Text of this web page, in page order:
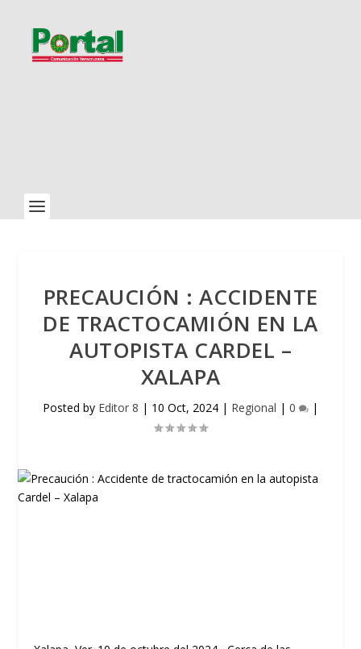
PRECAUCIÓN : ACCIDENTE
DE TRACTOCAMIÓN EN LA
AUTOPISTA CARDEL –
XALAPA
Posted by Editor 8 | 10 Oct, 2024 | Regional | 0 |